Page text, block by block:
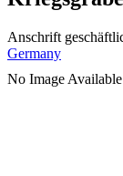
Anschrift
Germany
No Image Available